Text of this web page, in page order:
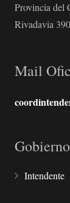
Provincia del
Rivadavia 390
Mail
Gobierno
Intendente